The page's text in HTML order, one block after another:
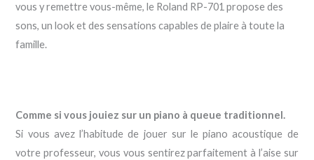
vous y remettre vous-même, le Roland RP-701 propose des
sons, un look et des sensations capables de plaire à toute la
famille.
Comme si vous jouiez sur un piano à queue traditionnel.
Si vous avez l’habitude de jouer sur le piano acoustique de
votre professeur, vous vous sentirez parfaitement à l’aise sur